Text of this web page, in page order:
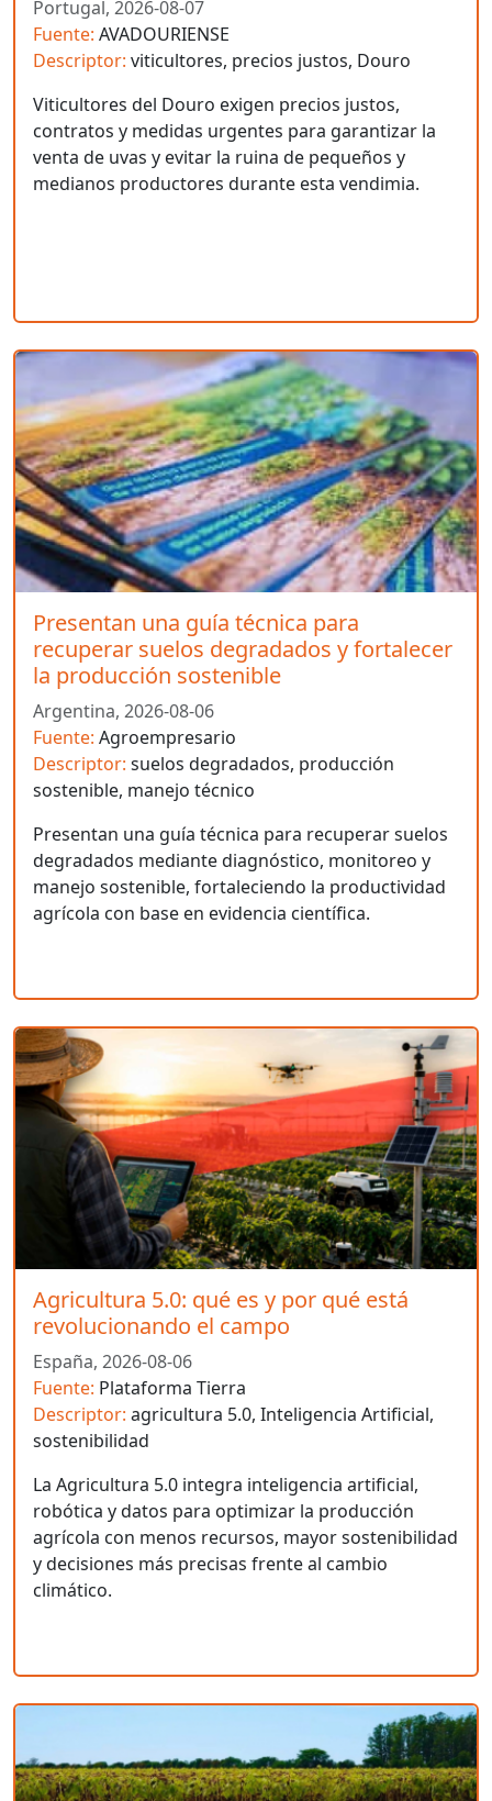
Portugal, 2026-08-07
Fuente: AVADOURIENSE
Descriptor: viticultores, precios justos, Douro
Viticultores del Douro exigen precios justos,
contratos y medidas urgentes para garantizar la
venta de uvas y evitar la ruina de pequeños y
medianos productores durante esta vendimia.
Presentan una guía técnica para
recuperar suelos degradados y fortalecer
la producción sostenible
Argentina, 2026-08-06
Fuente: Agroempresario
Descriptor: suelos degradados, producción
sostenible, manejo técnico
Presentan una guía técnica para recuperar suelos
degradados mediante diagnóstico, monitoreo y
manejo sostenible, fortaleciendo la productividad
agrícola con base en evidencia científica.
Agricultura 5.0: qué es y por qué está
revolucionando el campo
España, 2026-08-06
Fuente: Plataforma Tierra
Descriptor: agricultura 5.0, Inteligencia Artificial,
sostenibilidad
La Agricultura 5.0 integra inteligencia artificial,
robótica y datos para optimizar la producción
agrícola con menos recursos, mayor sostenibilidad
y decisiones más precisas frente al cambio
climático.